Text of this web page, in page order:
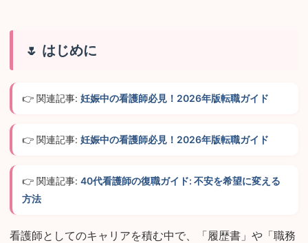
はじめに
👉 関連記事: 妊娠中の看護師必見！2026年版転職ガイド
👉 関連記事: 妊娠中の看護師必見！2026年版転職ガイド
👉 関連記事: 40代看護師の復職ガイド: 不安を希望に変える
方法
看護師としてのキャリアを積む中で、「履歴書」や「職務